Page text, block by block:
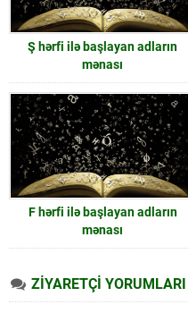
Ş hərfi ilə başlayan adların
mənası
F hərfi ilə başlayan adların
mənası
ZİYARETÇİ